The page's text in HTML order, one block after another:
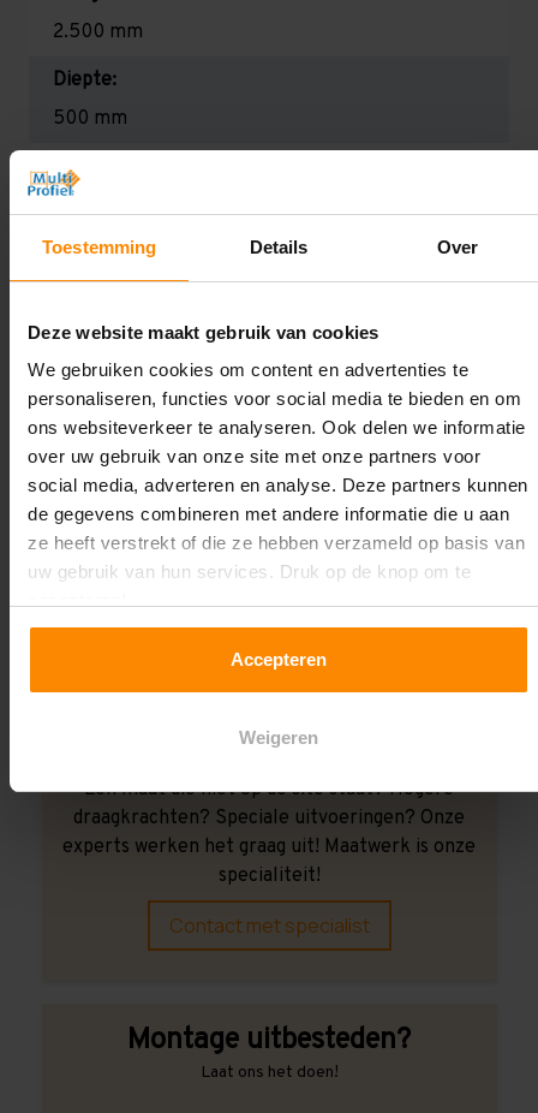
Toestemming Details Over
Deze website maakt gebruik van cookies
We gebruiken cookies om content en advertenties te
personaliseren, functies voor social media te bieden en om
ons websiteverkeer te analyseren. Ook delen we informatie
over uw gebruik van onze site met onze partners voor
social media, adverteren en analyse. Deze partners kunnen
de gegevens combineren met andere informatie die u aan
ze heeft verstrekt of die ze hebben verzameld op basis van
uw gebruik van hun services. Druk op de knop om te
Accepteren
Weigeren
2.500 mm
Diepte:
500 mm
Lengte:
Liggerlengte:
Aantal niveaus:
5
Draagkracht:
Licht (130 kg per legbord)
Oplossing op maat nodig?
Een maat die niet op de site staat? Hogere
draagkrachten? Speciale uitvoeringen? Onze
experts werken het graag uit! Maatwerk is onze
specialiteit!
Contact met specialist
Montage uitbesteden?
Laat ons het doen!